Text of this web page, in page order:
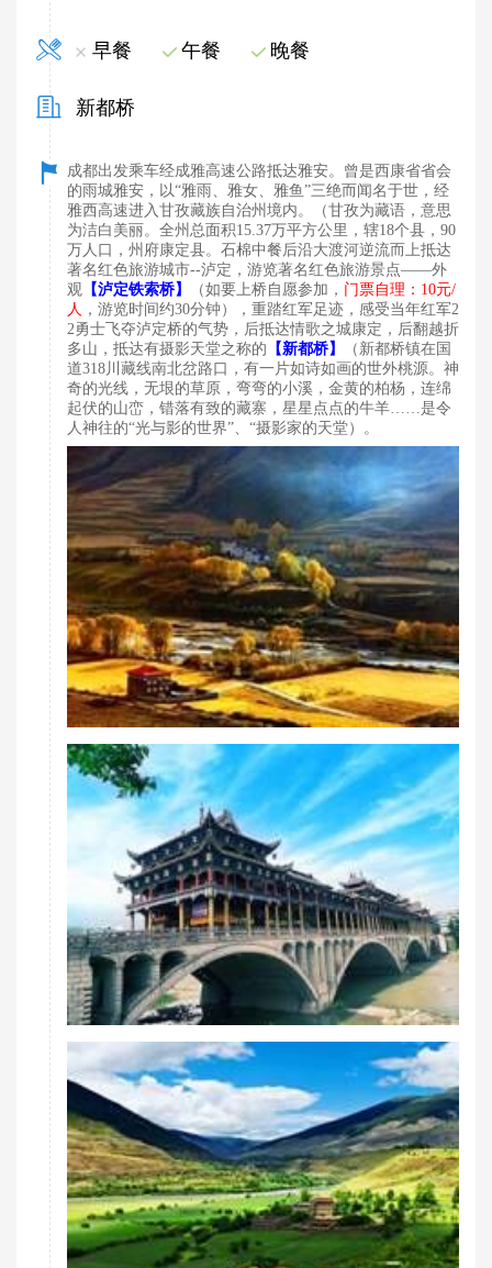
早餐 午餐 晚餐
新都桥
成都出发乘车经成雅高速公路抵达雅安。曾是西康省省会
的雨城雅安，以“雅雨、雅女、雅鱼”三绝而闻名于世，经
雅西高速进入甘孜藏族自治州境内。（甘孜为藏语，意思
为洁白美丽。全州总面积15.37万平方公里，辖18个县，90
万人口，州府康定县。石棉中餐后沿大渡河逆流而上抵达
著名红色旅游城市--泸定，游览著名红色旅游景点——外
观 【泸定铁索桥】 （如要上桥自愿参加， 门票自理：10元/
人 ，游览时间约30分钟），重踏红军足迹，感受当年红军2
2勇士飞夺泸定桥的气势，后抵达情歌之城康定，后翻越折
多山，抵达有摄影天堂之称的 【新都桥】
（新都桥镇在国
道318川藏线南北岔路口，有一片如诗如画的世外桃源。神
奇的光线，无垠的草原，弯弯的小溪，金黄的柏杨，连绵
起伏的山峦，错落有致的藏寨，星星点点的牛羊……是令
人神往的“光与影的世界”、“摄影家的天堂）。